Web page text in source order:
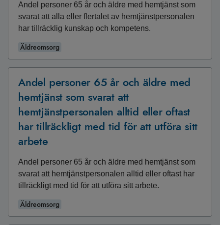
Andel personer 65 år och äldre med hemtjänst som
svarat att alla eller flertalet av hemtjänstpersonalen
har tillräcklig kunskap och kompetens.
Äldreomsorg
Andel personer 65 år och äldre med
hemtjänst som svarat att
hemtjänstpersonalen alltid eller oftast
har tillräckligt med tid för att utföra sitt
arbete
Andel personer 65 år och äldre med hemtjänst som
svarat att hemtjänstpersonalen alltid eller oftast har
tillräckligt med tid för att utföra sitt arbete.
Äldreomsorg